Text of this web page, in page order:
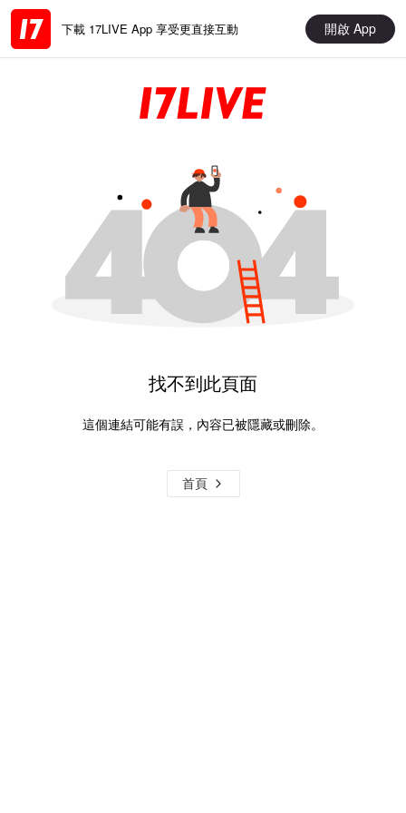
下載 17LIVE App 享受更直接互動 開啟 App
找不到此頁面
這個連結可能有誤，內容已被隱藏或刪除。
首頁